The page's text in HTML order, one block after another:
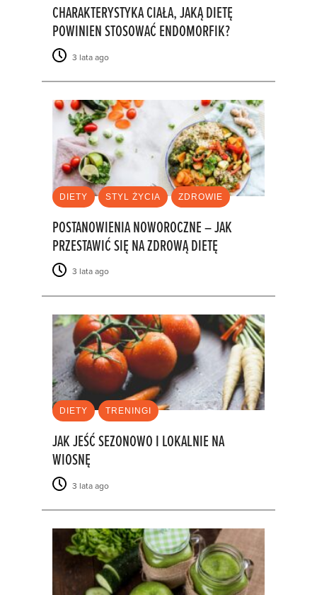
CHARAKTERYSTYKA CIAŁA, JAKĄ DIETĘ
POWINIEN STOSOWAĆ ENDOMORFIK?
3 lata ago
DIETY STYL ŻYCIA ZDROWIE
POSTANOWIENIA NOWOROCZNE – JAK
PRZESTAWIĆ SIĘ NA ZDROWĄ DIETĘ
3 lata ago
DIETY TRENINGI
JAK JEŚĆ SEZONOWO I LOKALNIE NA
WIOSNĘ
3 lata ago